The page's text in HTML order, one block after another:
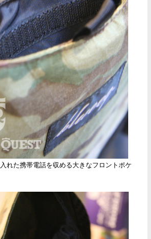
れた携帯電話を収める大きなフロントポケ